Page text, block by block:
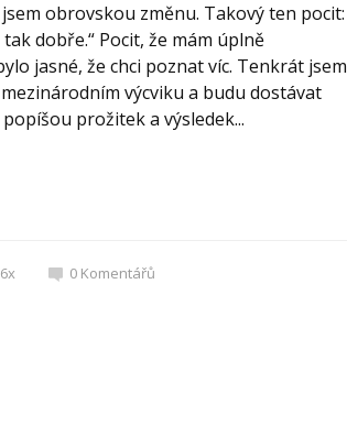
obrovskou změnu. Takový ten pocit:
dobře.“ Pocit, že mám úplně
jasné, že chci poznat víc. Tenkrát jsem
výcviku a budu dostávat
prožitek a výsledek...
0 Komentářů